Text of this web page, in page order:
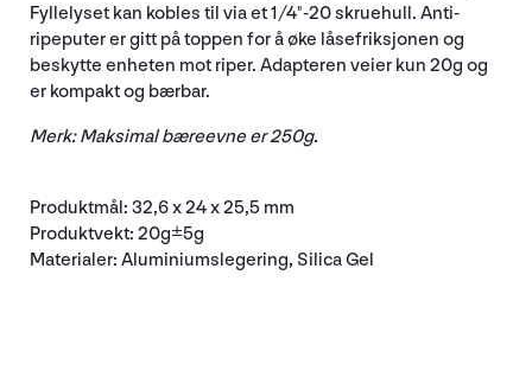
Fyllelyset kan kobles til via et 1/4"-20 skruehull. Anti-
ripeputer er gitt på toppen for å øke låsefriksjonen og
beskytte enheten mot riper. Adapteren veier kun 20g og
er kompakt og bærbar.
Merk: Maksimal bæreevne er 250g.
Produktmål: 32,6 x 24 x 25,5 mm
Produktvekt: 20g±5g
Materialer: Aluminiumslegering, Silica Gel